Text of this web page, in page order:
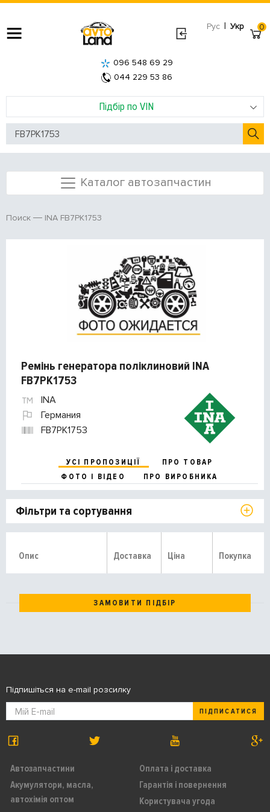
Рус | Укр
Підбір по VIN
096 548 69 29
044 229 53 86
0
Каталог автозапчастин
Поиск INA FB7PK1753
Ремінь генератора поліклиновий INA
FB7PK1753
INA
Германия
FB7PK1753
УСІ ПРОПОЗИЦІЇ
ПРО ТОВАР
ФОТО І ВІДЕО
ПРО ВИРОБНИКА
Фільтри та сортування
Опис Доставка Ціна Покупка
ЗАМОВИТИ ПІДБІР
Автозапчастини
Акумулятори, масла,
автохімія оптом
Оплата і доставка
Гарантія і повернення
Користувача угода
Підпишіться на e-mail розсилку
ПІДПИСАТИСЯ